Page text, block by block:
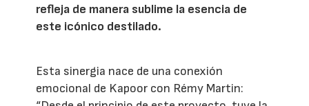
refleja de manera sublime la esencia de
este icónico destilado.
Esta sinergia nace de una conexión
emocional de Kapoor con Rémy Martin: